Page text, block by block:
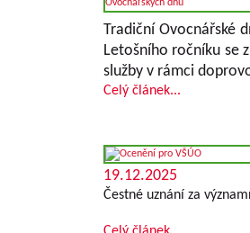
Tradiční Ovocnářské
Letošního ročníku se
služby v rámci
Celý článek...
19.12.2025
Čestné uznání za